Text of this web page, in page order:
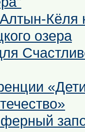
Кёля
озера